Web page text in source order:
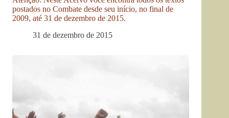
postados no Combate desde seu início, no final de
2009, até 31 de dezembro de 2015.
31 de dezembro de 2015